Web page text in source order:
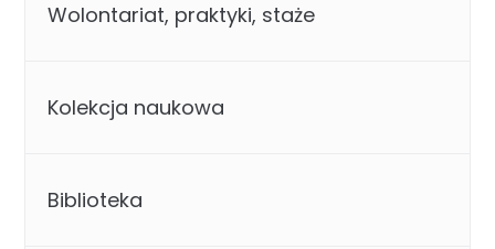
Wolontariat, praktyki, staże
Kolekcja naukowa
Biblioteka